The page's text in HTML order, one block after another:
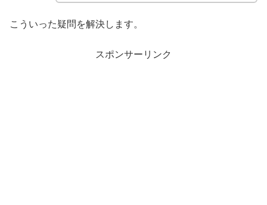
こういった疑問を解決します。
スポンサーリンク